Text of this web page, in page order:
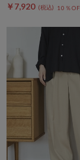
￥7,920 10％